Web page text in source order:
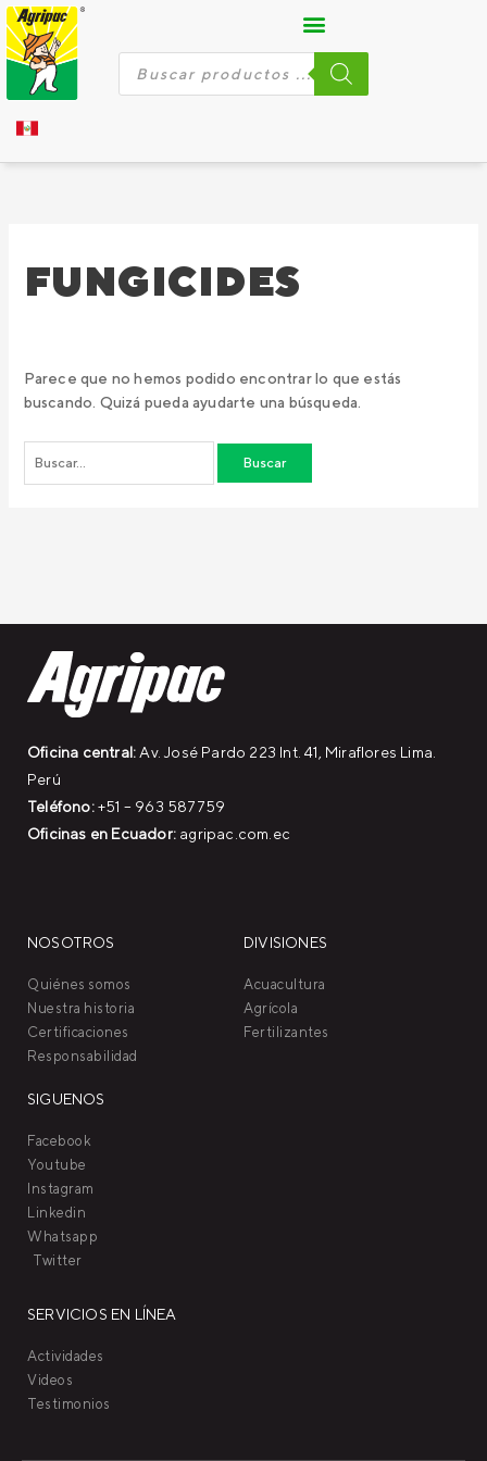
Ir
al
contenido
Búsqueda
FUNGICIDES
Parece que no hemos podido encontrar lo que estás
buscando. Quizá pueda ayudarte una búsqueda.
Buscar
por:
Oficina central: Av. José Pardo 223 Int. 41, Miraflores Lima.
Perú
Teléfono:+51 – 963 587759
Oficinas en Ecuador: agripac.com.ec
NOSOTROS
Quiénes somos
Nuestra historia
Certificaciones
Responsabilidad
SIGUENOS
Facebook
Youtube
Instagram
Linkedin
Whatsapp
Twitter
DIVISIONES
Acuacultura
Agrícola
Fertilizantes
SERVICIOS EN LÍNEA
Actividades
Videos
Testimonios